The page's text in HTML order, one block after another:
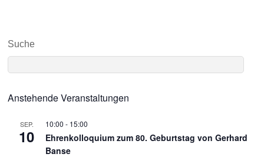
Suche
Anstehende Veranstaltungen
SEP.
10
10:00 - 15:00
Ehrenkolloquium zum 80. Geburtstag von Gerhard
Banse